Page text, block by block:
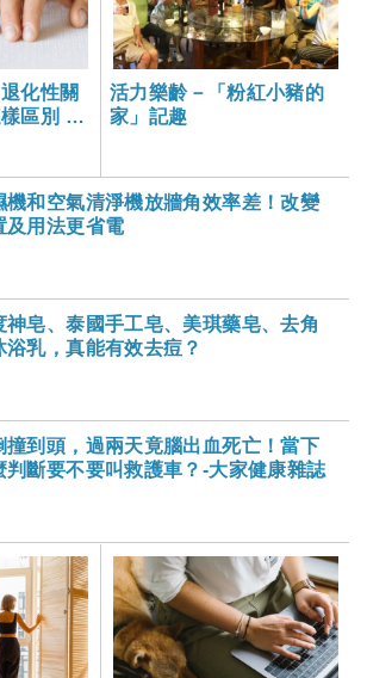
化性關
區別 對
活力樂齡－「粉紅小豬的
家」記趣
機和空氣清淨機放牆角效率差！改變
及用法更省電
神皂、泰國手工皂、美琪藥皂、去角
浴乳，真能有效去痘？
撞到頭，過兩天竟腦出血死亡！當下
判斷要不要叫救護車？-大家健康雜誌